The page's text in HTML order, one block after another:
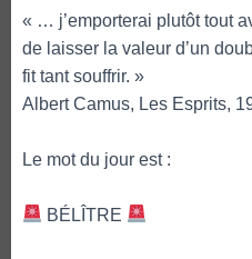
« … j’emporterai plutôt tout
de laisser la valeur d’un
fit tant souffrir. »
Albert Camus, Les Esprits,
Le mot du jour est :
BÉLÎTRE